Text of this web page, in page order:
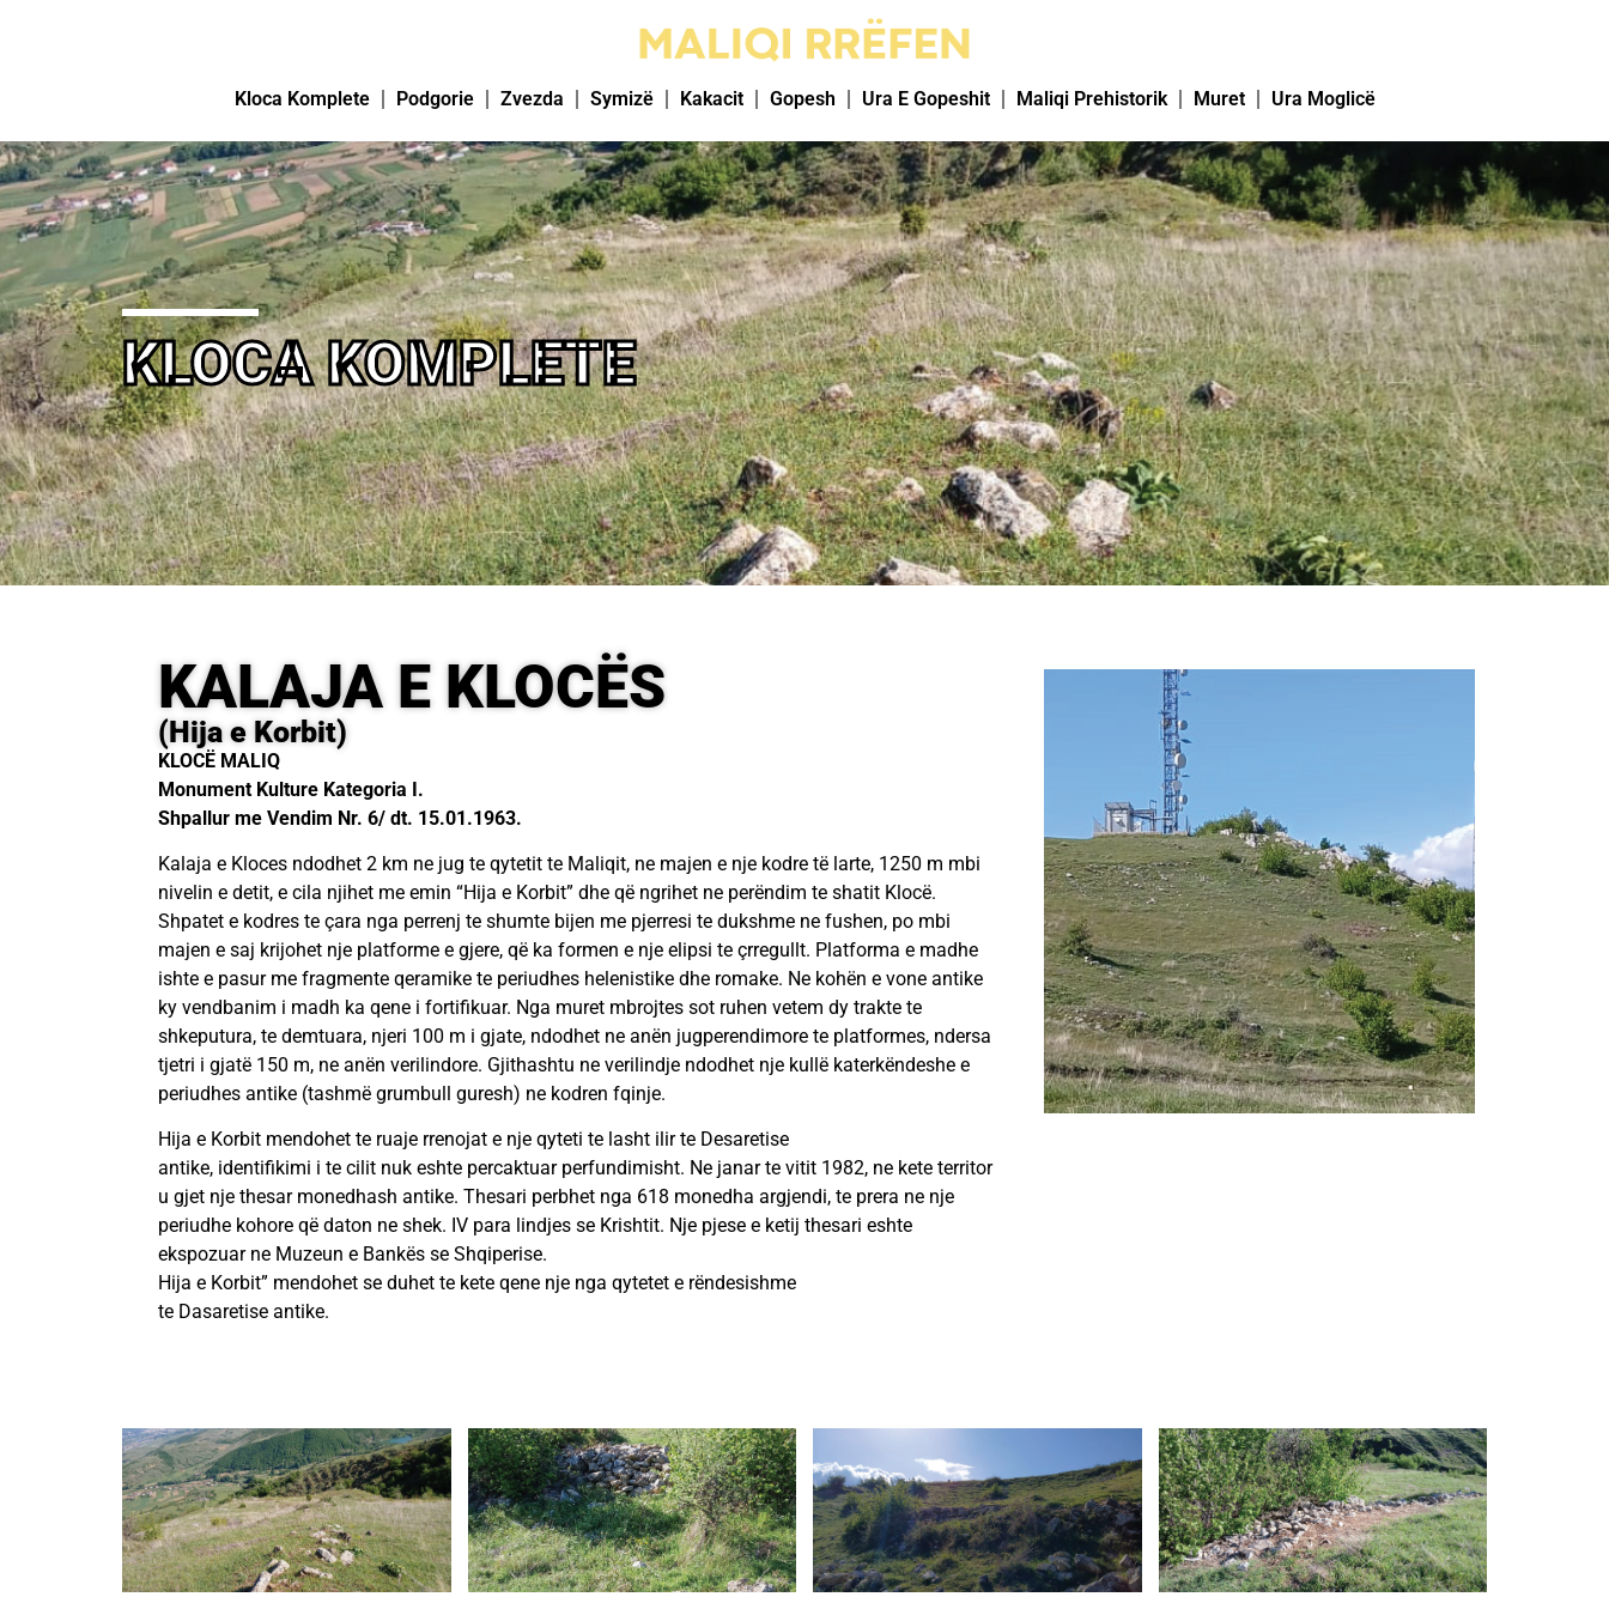
Kloca Komplete Podgorie Zvezda Symizë Kakacit Gopesh Ura E Gopeshit Maliqi Prehistorik Muret Ura Moglicë
KLOCA KOMPLETE
KALAJA E KLOCËS
(Hija e Korbit)
KLOCË MALIQ
Monument Kulture Kategoria I.
Shpallur me Vendim Nr. 6/ dt. 15.01.1963.
Kalaja e Kloces ndodhet 2 km ne jug te qytetit te Maliqit, ne majen e nje kodre të larte, 1250 m mbi
nivelin e detit, e cila njihet me emin “Hija e Korbit” dhe që ngrihet ne perëndim te shatit Klocë.
Shpatet e kodres te çara nga perrenj te shumte bijen me pjerresi te dukshme ne fushen, po mbi
majen e saj krijohet nje platforme e gjere, që ka formen e nje elipsi te çrregullt. Platforma e madhe
ishte e pasur me fragmente qeramike te periudhes helenistike dhe romake. Ne kohën e vone antike
ky vendbanim i madh ka qene i fortifikuar. Nga muret mbrojtes sot ruhen vetem dy trakte te
shkeputura, te demtuara, njeri 100 m i gjate, ndodhet ne anën jugperendimore te platformes, ndersa
tjetri i gjatë 150 m, ne anën verilindore. Gjithashtu ne verilindje ndodhet nje kullë katerkëndeshe e
periudhes antike (tashmë grumbull guresh) ne kodren fqinje.
Hija e Korbit mendohet te ruaje rrenojat e nje qyteti te lasht ilir te Desaretise
antike, identifikimi i te cilit nuk eshte percaktuar perfundimisht. Ne janar te vitit 1982, ne kete territor
u gjet nje thesar monedhash antike. Thesari perbhet nga 618 monedha argjendi, te prera ne nje
periudhe kohore që daton ne shek. IV para lindjes se Krishtit. Nje pjese e ketij thesari eshte
ekspozuar ne Muzeun e Bankës se Shqiperise.
Hija e Korbit” mendohet se duhet te kete qene nje nga qytetet e rëndesishme
te Dasaretise antike.